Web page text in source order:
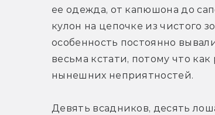
ее одежда, от капюшона до
кулон на цепочке из чистого
особенность постоянно
весьма кстати, потому что
нынешних неприятностей.
Девять всадников, десять